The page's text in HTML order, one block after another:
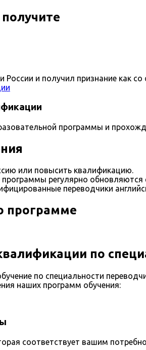
и получил признание как
программы и
или повысить квалификацию.
регулярно
переводчики
программе
по
по специальности
наших программ обучения:
соответствует вашим